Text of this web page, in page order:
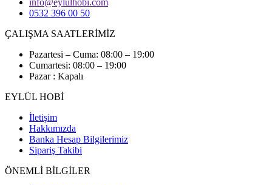
0532 396 00 50
ÇALIŞMA SAATLERİMİZ
Pazartesi – Cuma: 08:00 – 19:00
Cumartesi: 08:00 – 19:00
Pazar : Kapalı
EYLÜL HOBİ
İletişim
Hakkımızda
Banka Hesap Bilgilerimiz
Sipariş Takibi
ÖNEMLİ BİLGİLER